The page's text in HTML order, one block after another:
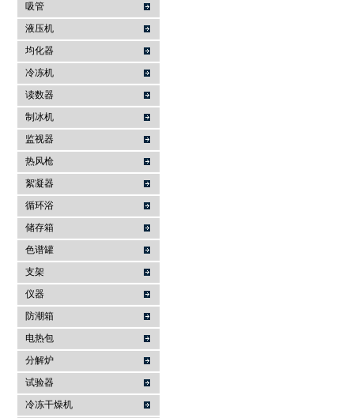
吸管
液压机
均化器
冷冻机
读数器
制冰机
监视器
热风枪
絮凝器
循环浴
储存箱
色谱罐
支架
仪器
防潮箱
电热包
分解炉
试验器
冷冻干燥机